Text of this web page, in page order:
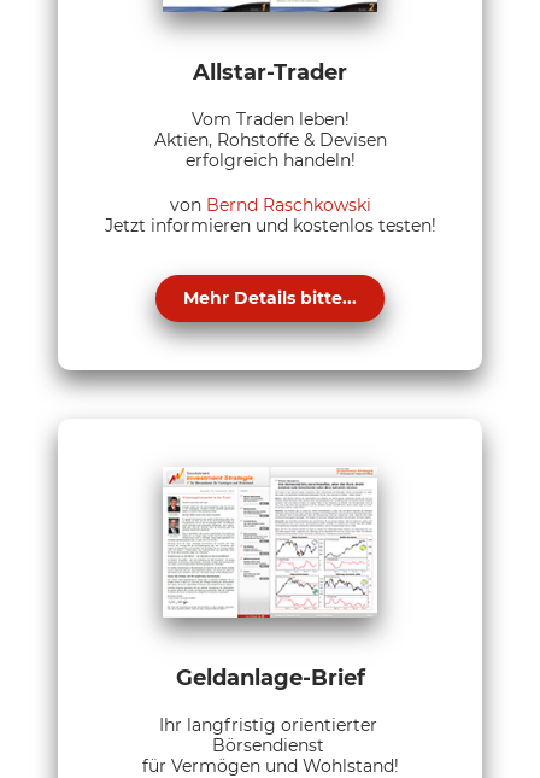
Allstar-Trader
Vom Traden leben!
Aktien, Rohstoffe & Devisen
erfolgreich handeln!
von Bernd Raschkowski
Jetzt informieren und kostenlos testen!
Mehr Details bitte...
Geldanlage-Brief
Ihr langfristig orientierter
Börsendienst
für Vermögen und Wohlstand!